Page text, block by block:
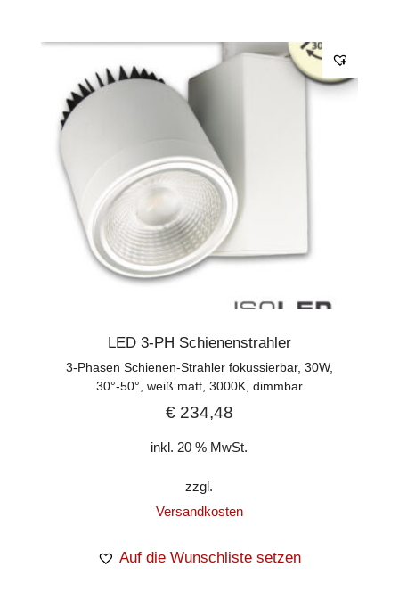
LED 3-PH Schienenstrahler
3-Phasen Schienen-Strahler fokussierbar, 30W,
30°-50°, weiß matt, 3000K, dimmbar
€234,48
inkl. 20 % MwSt.
zzgl.
Versandkosten
Auf die Wunschliste setzen